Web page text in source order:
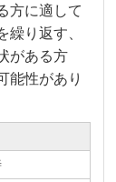
方に適して
繰り返す、
がある方
能性があり